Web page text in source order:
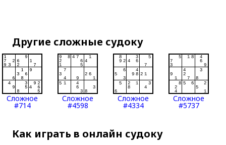
Другие сложные судоку
Сложное
#714
Сложное
#4598
Сложное
#4334
Сложное
#5737
Как играть в онлайн судоку